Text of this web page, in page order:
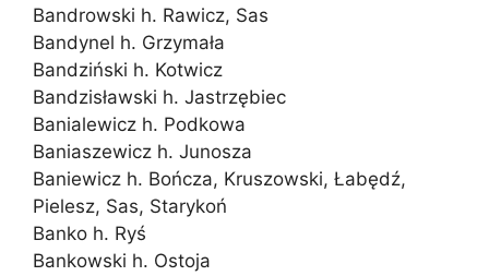
Bandrowski h. Rawicz, Sas
Bandynel h. Grzymała
Bandziński h. Kotwicz
Bandzisławski h. Jastrzębiec
Banialewicz h. Podkowa
Baniaszewicz h. Junosza
Baniewicz h. Bończa, Kruszowski, Łabędź,
Pielesz, Sas, Starykoń
Banko h. Ryś
Bankowski h. Ostoja